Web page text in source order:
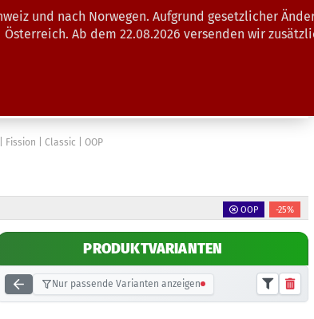
Suche...
und nach Norwegen. Aufgrund gesetzlicher
Ab dem 22.08.2026 versenden wir
Fission | Classic | OOP
OOP -25%
PRODUKTVARIANTEN
Nur passende Varianten anzeigen